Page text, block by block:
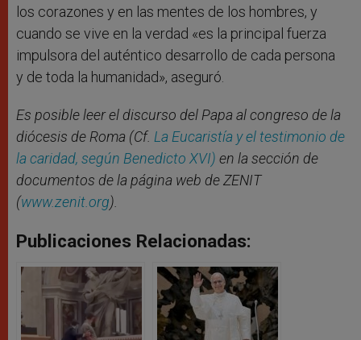
los corazones y en las mentes de los hombres, y
cuando se vive en la verdad «es la principal fuerza
impulsora del auténtico desarrollo de cada persona
y de toda la humanidad», aseguró.
Es posible leer el discurso del Papa al congreso de la
diócesis de Roma (Cf. La Eucaristía y el testimonio de
la caridad, según Benedicto XVI) en la sección de
documentos de la página web de ZENIT
(www.zenit.org).
Publicaciones Relacionadas: